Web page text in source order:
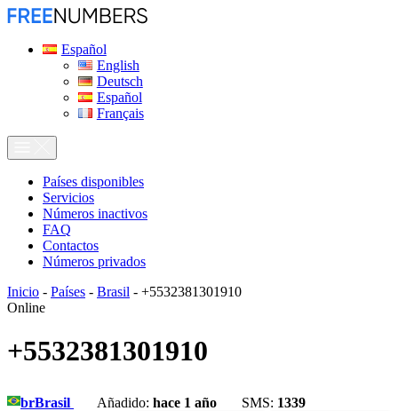
Español
English
Deutsch
Español
Français
Países disponibles
Servicios
Números inactivos
FAQ
Contactos
Números privados
Inicio - Países - Brasil - +5532381301910
Online
+5532381301910
brBrasil Añadido: hace 1 año SMS: 1339